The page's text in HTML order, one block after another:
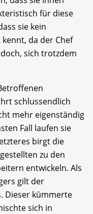
für diese
sie kein
da der Chef
sich trotzdem
schlussendlich
mehr eigenständig
Fall laufen sie
birgt die
zu den
entwickeln. Als
gilt der
Dieser kümmerte
sich in